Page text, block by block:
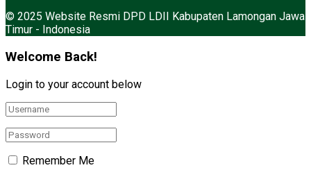
© 2025 Website Resmi DPD LDII Kabupaten Lamongan Jawa
Timur - Indonesia
Welcome Back!
Login to your account below
Remember Me